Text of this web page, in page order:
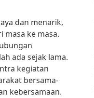
dan menarik,
masa ke masa.
ada sejak lama.
kegiatan
bersama-
kebersamaan.